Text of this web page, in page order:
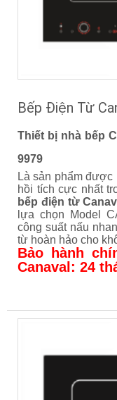
Bếp Điện Từ
Thiết bị nhà bếp
9979
Là sản phẩm
hồi tích cực nhất
bếp điện từ
lựa chọn Model
công suất nấu
từ hoàn hảo cho
Bảo hành
Canaval: 24